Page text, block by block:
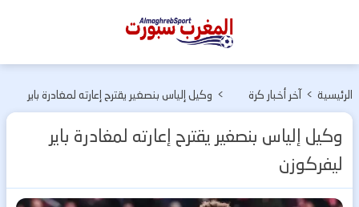
المغرب
الرئيسية > آخر أخبار كرة
> وكيل إلياس بنصغير يقترح إعارته لمغادرة باير
وكيل إلياس بنصغير يقترح إعارته لمغادرة باير
ليفركوزن